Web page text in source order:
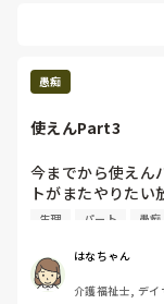
おしゃべりしてる
決められた契約
できますアピー
いつも大変です
おしゃべり大好
若い子大好き
しっかり仕事しろ❗️
あきれるかぎり
愚痴
使えんPart3
今までから使えん
トがまたやりた
で生理が不順で9
ーダー変わって...
次の日も頭痛いか
生理 パート 愚痴
はなちゃん
介護福祉士, デイ